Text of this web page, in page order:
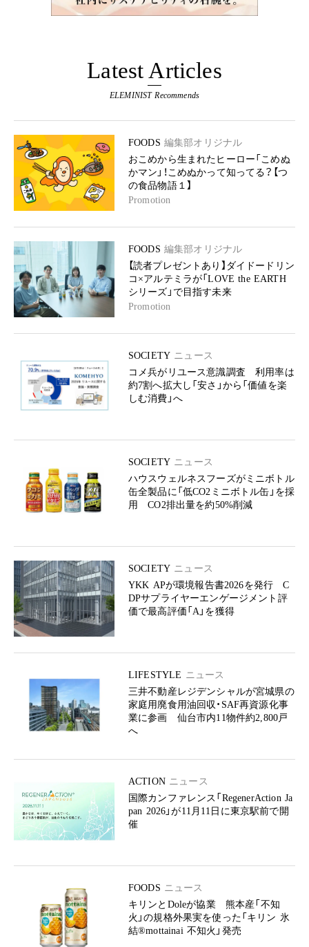
Latest Articles
ELEMINIST Recommends
FOODS 編集部オリジナル
おこめから生まれたヒーロー「こめぬ
かマン」！こめぬかって知ってる？【つ
の食品物語１】
Promotion
FOODS 編集部オリジナル
【読者プレゼントあり】ダイドードリン
コ×アルテミラが「LOVE the EARTH
シリーズ」で目指す未来
Promotion
SOCIETY ニュース
コメ兵がリユース意識調査 利用率は
約7割へ拡大し「安さ」から「価値を楽
しむ消費」へ
SOCIETY ニュース
ハウスウェルネスフーズがミニボトル
缶全製品に「低CO2ミニボトル缶」を採
用 CO2排出量を約50%削減
SOCIETY ニュース
YKK APが環境報告書2026を発行 C
DPサプライヤーエンゲージメント評
価で最高評価「A」を獲得
LIFESTYLE
ニュース
三井不動産レジデンシャルが宮城県の
家庭用廃食用油回収・SAF再資源化事
業に参画 仙台市内11物件約2,800戸
へ
ACTION ニュース
国際カンファレンス「RegenerAction Ja
pan 2026」が11月11日に東京駅前で開
催
FOODS ニュース
キリンとDoleが協業 熊本産「不知
火」の規格外果実を使った「キリン 氷
結®mottainai 不知火」発売